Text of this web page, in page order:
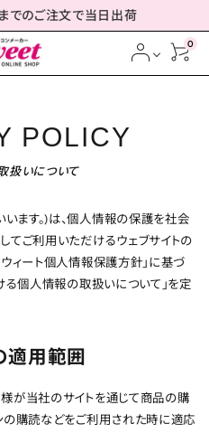
でのご注文で当日出荷
0
POLICY
扱いについて
います。)は、個人情報の保護を社会
てご利用いただけるウェブサイトの
ィート個人情報保護方針」に基づ
る個人情報の取扱いについて」を定
適用範囲
が当社のサイトを通じて商品の購
の購読などをご利用された時に適応